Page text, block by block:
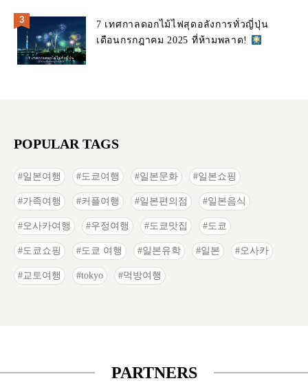
7 เทศกาลดอกไม้ไฟสุดอลังการทั่วญี่ปุ่น
เดือนกรกฎาคม 2025 ที่ห้ามพลาด!
POPULAR TAGS
일본여행 도쿄여행 일본문화 일본쇼핑
가족여행 커플여행 일본편의점 일본음식
오사카여행 우정여행 도쿄맛집 도쿄
도쿄쇼핑 도쿄 여행 일본유학 일본 오사카
교토여행 tokyo 먹방여행
PARTNERS